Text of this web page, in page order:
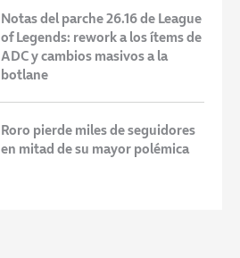
Notas del parche 26.16 de League
of Legends: rework a los ítems de
ADC y cambios masivos a la
botlane
Roro pierde miles de seguidores
en mitad de su mayor polémica